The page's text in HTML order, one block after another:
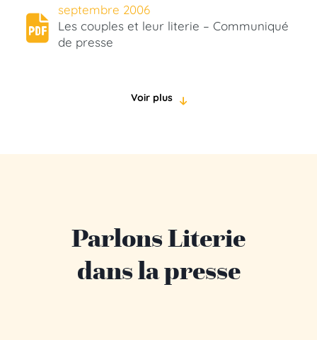
septembre 2006
Les couples et leur literie – Communiqué
de presse
Voir plus
Parlons Literie
dans la presse